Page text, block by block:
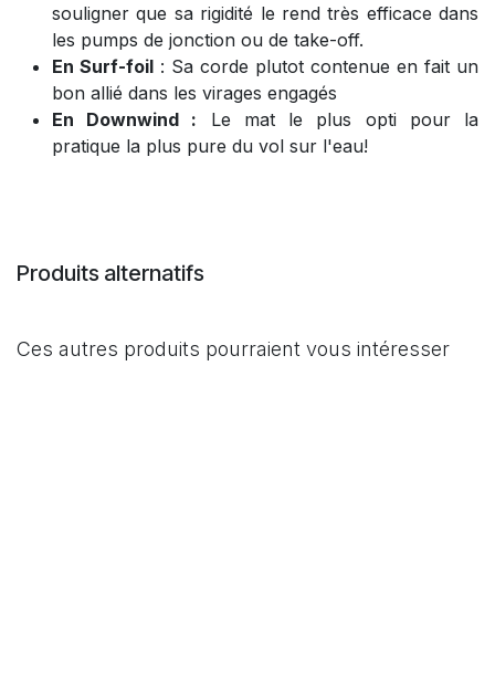
souligner que sa rigidité le rend très efficace dans
les pumps de jonction ou de take-off.
En Surf-foil : Sa corde plutot contenue en fait un
bon allié dans les virages engagés
En Downwind : Le mat le plus opti pour la
pratique la plus pure du vol sur l'eau!
Produits alternatifs
Ces autres produits pourraient vous intéresser